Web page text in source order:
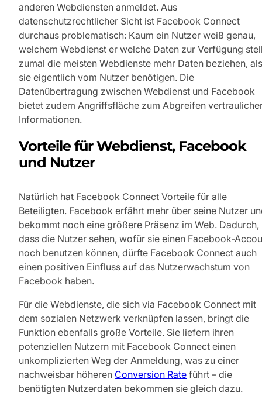
anderen Webdiensten anmeldet. Aus
datenschutzrechtlicher Sicht ist Facebook Connect
durchaus problematisch: Kaum ein Nutzer weiß genau,
welchem Webdienst er welche Daten zur Verfügung
zumal die meisten Webdienste mehr Daten beziehen, als
sie eigentlich vom Nutzer benötigen. Die
Datenübertragung zwischen Webdienst und Facebook
bietet zudem Angriffsfläche zum Abgreifen
Informationen.
Vorteile für Webdienst, Facebook
und Nutzer
Natürlich hat Facebook Connect Vorteile für alle
Beteiligten. Facebook erfährt mehr über seine Nutzer
bekommt noch eine größere Präsenz im Web. Dadurch,
dass die Nutzer sehen, wofür sie einen Facebook-
noch benutzen können, dürfte Facebook Connect auch
einen positiven Einfluss auf das Nutzerwachstum von
Facebook haben.
Für die Webdienste, die sich via Facebook Connect mit
dem sozialen Netzwerk verknüpfen lassen, bringt die
Funktion ebenfalls große Vorteile. Sie liefern ihren
potenziellen Nutzern mit Facebook Connect einen
unkomplizierten Weg der Anmeldung, was zu einer
nachweisbar höheren Conversion Rate führt – die
benötigten Nutzerdaten bekommen sie gleich dazu.